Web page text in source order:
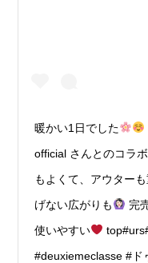
暖かい1日でした
official さんとのコラ
もよくて、アウター
げない広がりも
完
使いやすい
#deuxiemeclasse #ド